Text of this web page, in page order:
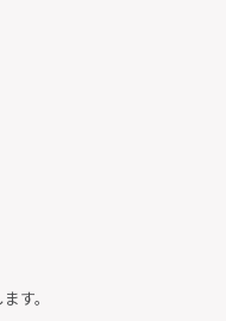
す。